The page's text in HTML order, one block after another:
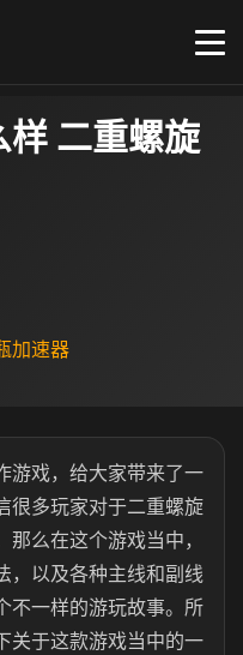
二重螺旋
加速器
游戏，给大家带来了一
很多玩家对于二重螺旋
么在这个游戏当中，
，以及各种主线和副线
不一样的游玩故事。所
关于这款游戏当中的一